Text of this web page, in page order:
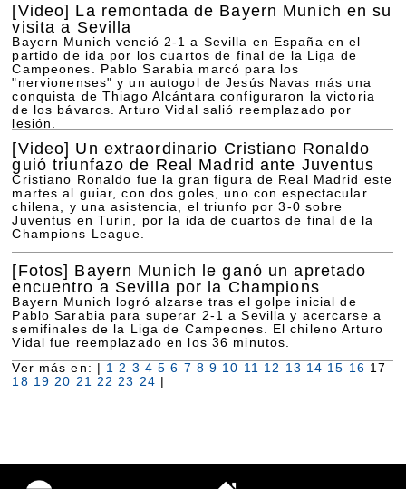
[Video] La remontada de Bayern Munich en su
visita a Sevilla
Bayern Munich venció 2-1 a Sevilla en España en el
partido de ida por los cuartos de final de la Liga de
Campeones. Pablo Sarabia marcó para los
"nervionenses" y un autogol de Jesús Navas más una
conquista de Thiago Alcántara configuraron la victoria
de los bávaros. Arturo Vidal salió reemplazado por
lesión.
[Video] Un extraordinario Cristiano Ronaldo
guió triunfazo de Real Madrid ante Juventus
Cristiano Ronaldo fue la gran figura de Real Madrid este
martes al guiar, con dos goles, uno con espectacular
chilena, y una asistencia, el triunfo por 3-0 sobre
Juventus en Turín, por la ida de cuartos de final de la
Champions League.
[Fotos] Bayern Munich le ganó un apretado
encuentro a Sevilla por la Champions
Bayern Munich logró alzarse tras el golpe inicial de
Pablo Sarabia para superar 2-1 a Sevilla y acercarse a
semifinales de la Liga de Campeones. El chileno Arturo
Vidal fue reemplazado en los 36 minutos.
Ver más en: | 1 2 3 4 5 6 7 8 9 10 11 12 13 14 15 16 17
18 19 20 21 22 23 24